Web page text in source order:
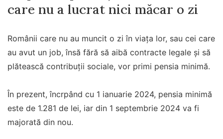
care nu a lucrat nici măcar o zi
Românii care nu au muncit o zi în viața lor, sau cei care
au avut un job, însă fără să aibă contracte legale şi să
plătească contribuţii sociale, vor primi pensia minimă.
În prezent, încrpând cu 1 ianuarie 2024, pensia minimă
este de 1.281 de lei, iar din 1 septembrie 2024 va fi
majorată din nou.